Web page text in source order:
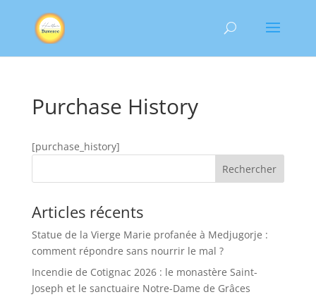
Purchase History
[purchase_history]
Rechercher
Articles récents
Statue de la Vierge Marie profanée à Medjugorje :
comment répondre sans nourrir le mal ?
Incendie de Cotignac 2026 : le monastère Saint-
Joseph et le sanctuaire Notre-Dame de Grâces